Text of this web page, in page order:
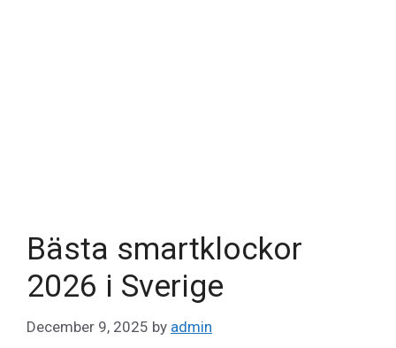
Bästa smartklockor
2026 i Sverige
December 9, 2025 by admin